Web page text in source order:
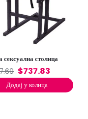
сексуална столица
$737.83
Додај у колица